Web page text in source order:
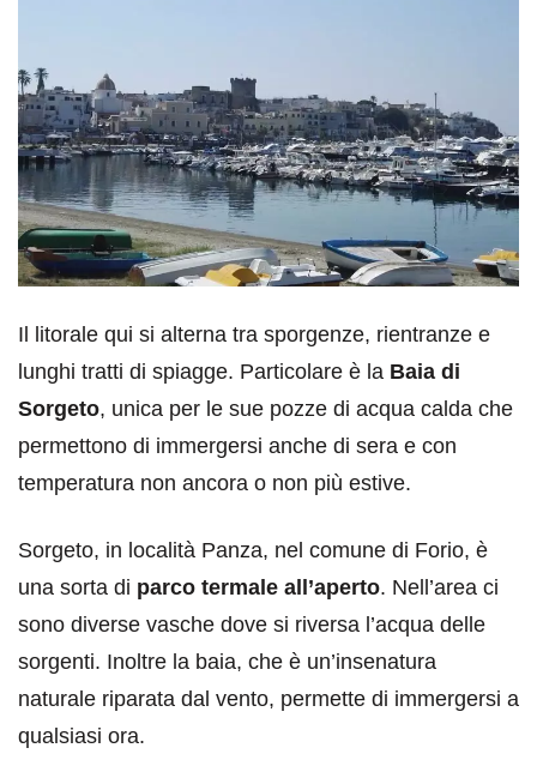
Il litorale qui si alterna tra sporgenze, rientranze e
lunghi tratti di spiagge. Particolare è la Baia di
Sorgeto, unica per le sue pozze di acqua calda che
permettono di immergersi anche di sera e con
temperatura non ancora o non più estive.
Sorgeto, in località Panza, nel comune di Forio, è
una sorta di parco termale all’aperto. Nell’area ci
sono diverse vasche dove si riversa l’acqua delle
sorgenti. Inoltre la baia, che è un’insenatura
naturale riparata dal vento, permette di immergersi a
qualsiasi ora.